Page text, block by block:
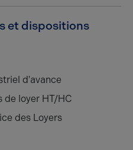
et dispositions
d'avance
de loyer HT/HC
des Loyers